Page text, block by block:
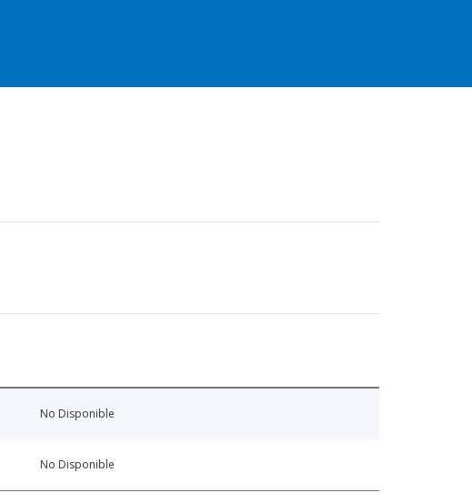
No Disponible
No Disponible